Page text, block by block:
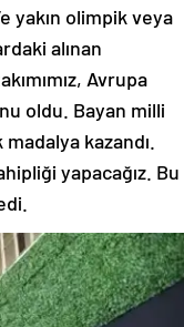
yakın olimpik veya
alınan
Avrupa
oldu. Bayan milli
kazandı.
yapacağız. Bu